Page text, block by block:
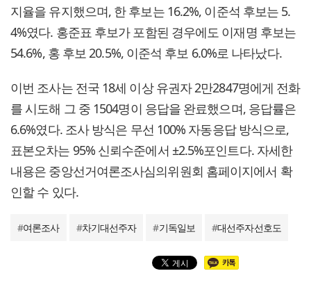
지율을 유지했으며, 한 후보는 16.2%, 이준석 후보는 5.
4%였다. 홍준표 후보가 포함된 경우에도 이재명 후보는
54.6%, 홍 후보 20.5%, 이준석 후보 6.0%로 나타났다.
이번 조사는 전국 18세 이상 유권자 2만2847명에게 전화
를 시도해 그 중 1504명이 응답을 완료했으며, 응답률은
6.6%였다. 조사 방식은 무선 100% 자동응답 방식으로,
표본오차는 95% 신뢰수준에서 ±2.5%포인트다. 자세한
내용은 중앙선거여론조사심의위원회 홈페이지에서 확
인할 수 있다.
#여론조사 #차기대선주자 #기독일보 #대선주자선호도